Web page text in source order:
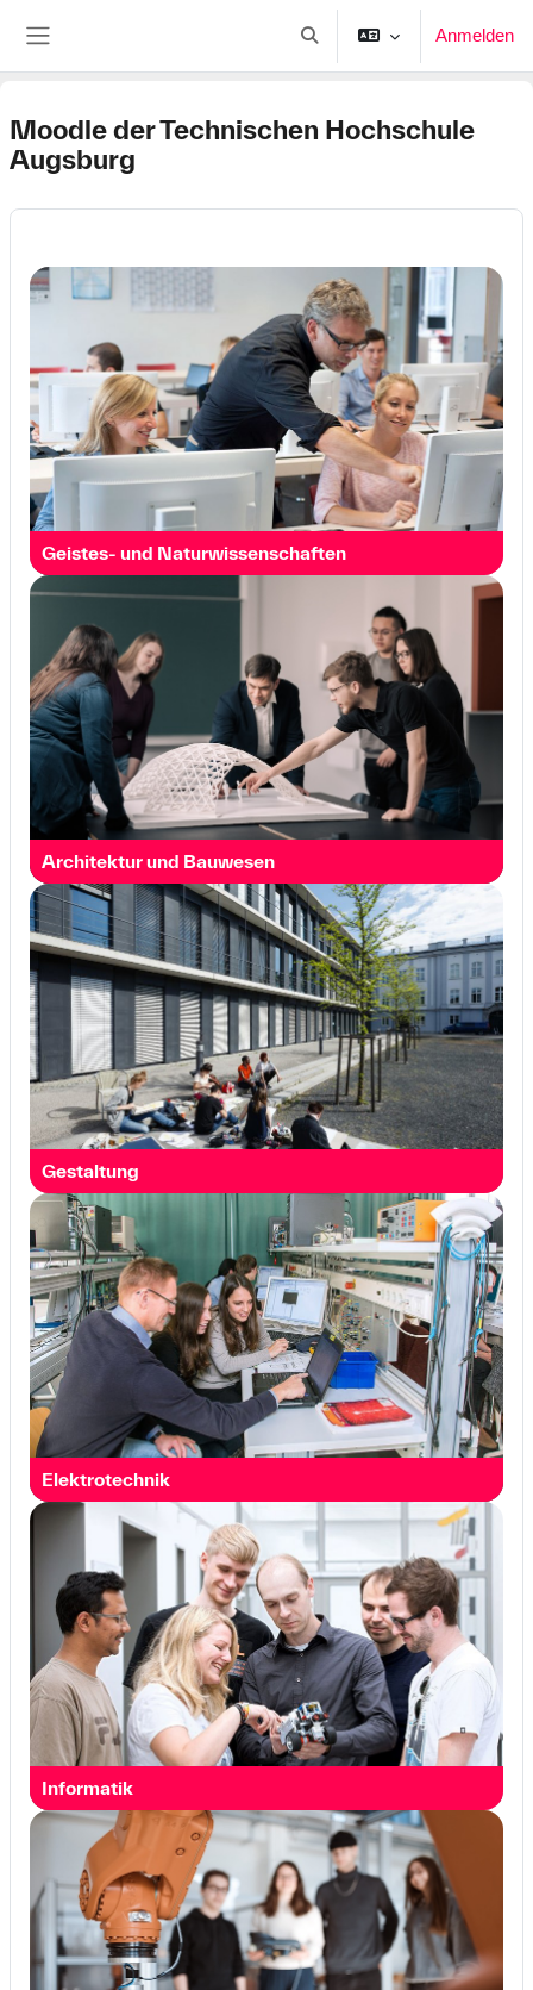
Sucheingabe umschalten
Anmelden
Moodle der Technischen Hochschule
Augsburg
Geistes- und Natur­wissen­schaften
Architektur und Bau­wesen
Gestaltung
Elektro­technik
Informatik